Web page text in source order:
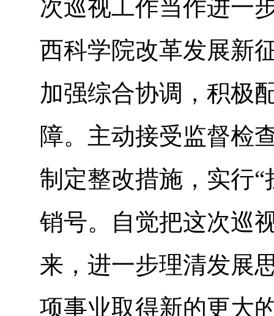
次巡视工作当作进一
西科学院改革发展新
加强综合协调，积极
障。主动接受监督检
制定整改措施，实行
销号。自觉把这次巡
来，进一步理清发展
项事业取得新的更大